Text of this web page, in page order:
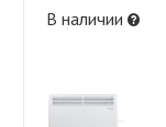
В наличии